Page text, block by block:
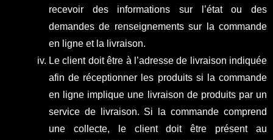
recevoir des informations sur l’état ou des
demandes de renseignements sur la commande
en ligne et la livraison.
Le client doit être à l’adresse de livraison indiquée
afin de réceptionner les produits si la commande
en ligne implique une livraison de produits par un
service de livraison. Si la commande comprend
une collecte, le client doit être présent au